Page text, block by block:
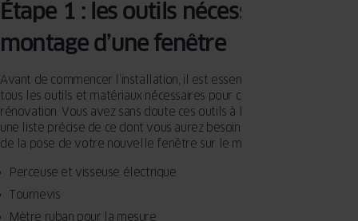
Étape 1 : les outils nécessaires au
montage d’une fenêtre
Avant de commencer l’installation, il est essentiel de rassembler
tous les outils et matériaux nécessaires pour ce type de projet de
rénovation. Vous avez sans doute ces outils à la maison mais voici
une liste précise de ce dont vous aurez besoin à toutes les étapes
de la pose de votre nouvelle fenêtre sur le mur :
Perceuse et visseuse électrique
Tournevis
Mètre ruban pour la mesure